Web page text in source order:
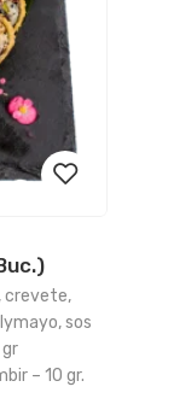
Add
to
wishlist
crevete,
sos
– 10 gr.